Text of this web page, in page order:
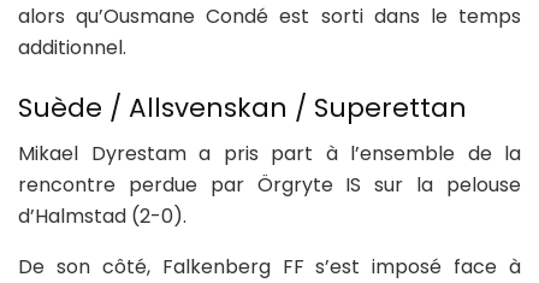
alors qu’Ousmane Condé est sorti dans le temps
additionnel.
Suède / Allsvenskan / Superettan
Mikael Dyrestam a pris part à l’ensemble de la
rencontre perdue par Örgryte IS sur la pelouse
d’Halmstad (2-0).
De son côté, Falkenberg FF s’est imposé face à